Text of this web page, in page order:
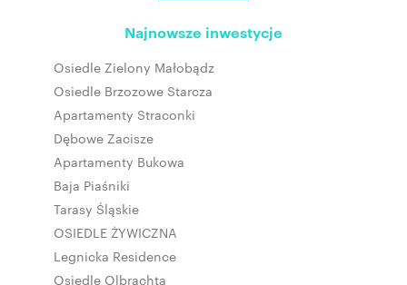
Najnowsze inwestycje
Osiedle Zielony Małobądz
Osiedle Brzozowe Starcza
Apartamenty Straconki
Dębowe Zacisze
Apartamenty Bukowa
Baja Piaśniki
Tarasy Śląskie
OSIEDLE ŻYWICZNA
Legnicka Residence
Osiedle Olbrachta